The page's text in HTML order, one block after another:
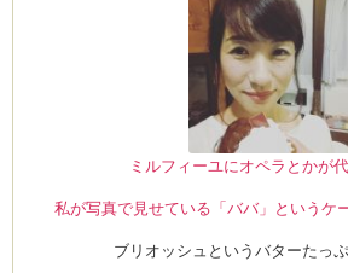
ミルフィーユにオペラとかが
私が写真で見せている「ババ」というケ
ブリオッシュというバターたっ